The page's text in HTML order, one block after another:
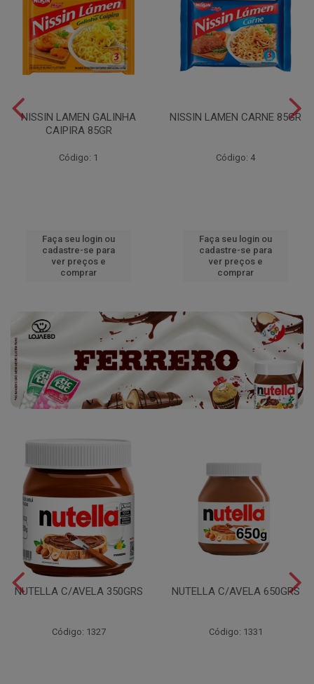
NISSIN LAMEN GALINHA
CAIPIRA 85GR
Código: 1
Faça seu login ou
cadastre-se para
ver preços e
comprar
NISSIN LAMEN CARNE 85GR
Código: 4
Faça seu login ou
cadastre-se para
ver preços e
comprar
NUTELLA C/AVELA 350GRS
Código: 1327
NUTELLA C/AVELA 650GRS
Código: 1331